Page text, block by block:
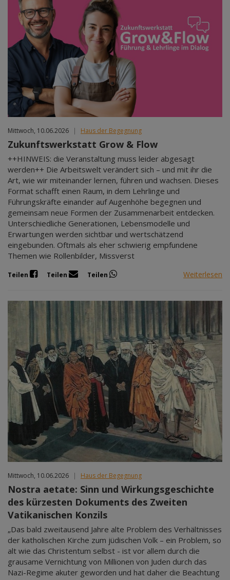
Mittwoch, 10.06.2026 | Haus der Begegnung
Zukunftswerkstatt Grow & Flow
++HINWEIS: die Veranstaltung muss leider abgesagt
werden++ Die Arbeitswelt verändert sich – und mit ihr die
Art, wie wir miteinander lernen, führen und wachsen. Dieses
Format schafft einen Raum, in dem Lehrlinge und
Führungskräfte einander auf Augenhöhe begegnen und
gemeinsam neue Formen der Zusammenarbeit entdecken.
Unterschiedliche Generationen, Lebensmodelle und
Erwartungen werden sichtbar und wertschätzend
eingebunden. Oftmals als eher schwierig empfundene
Themen wie Rollenbilder, Missverst
Teilen Teilen Teilen Weiterlesen
Mittwoch, 10.06.2026 | Haus der Begegnung
Nostra aetate: Sinn und Wirkungsgeschichte
des kürzesten Dokuments des Zweiten
Vatikanischen Konzils
„Das bald zweitausend Jahre alte Problem des Verhältnisses
der katholischen Kirche zum jüdischen Volk – ein Problem, so
alt wie das Christentum selbst - ist vor allem durch die
grausame Vernichtung von Millionen von Juden durch das
Nazi-Regime akuter geworden und hat daher die Beachtung